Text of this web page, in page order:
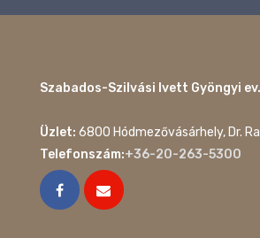
Szabados-Szilvási Ivett Gyöngyi ev.
Üzlet: 6800 Hódmezővásárhely, Dr.
Telefonszám:+36-20-263-5300